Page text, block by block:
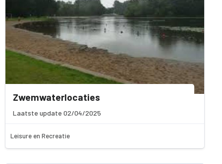
Zwemwaterlocaties
Laatste update 02/04/2025
Leisure en Recreatie